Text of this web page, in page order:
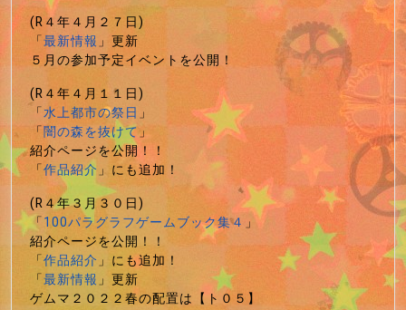
(R４年４月２７日)
「最新情報」更新
５月の参加予定イベントを公開！
(R４年４月１１日)
「水上都市の祭日」
「闇の森を抜けて」
紹介ページを公開！！
「作品紹介」にも追加！
(R４年３月３０日)
「100パラグラフゲームブック集４ 」
紹介ページを公開！！
「作品紹介」にも追加！
「最新情報」更新
ゲムマ２０２２春の配置は【ト０５】